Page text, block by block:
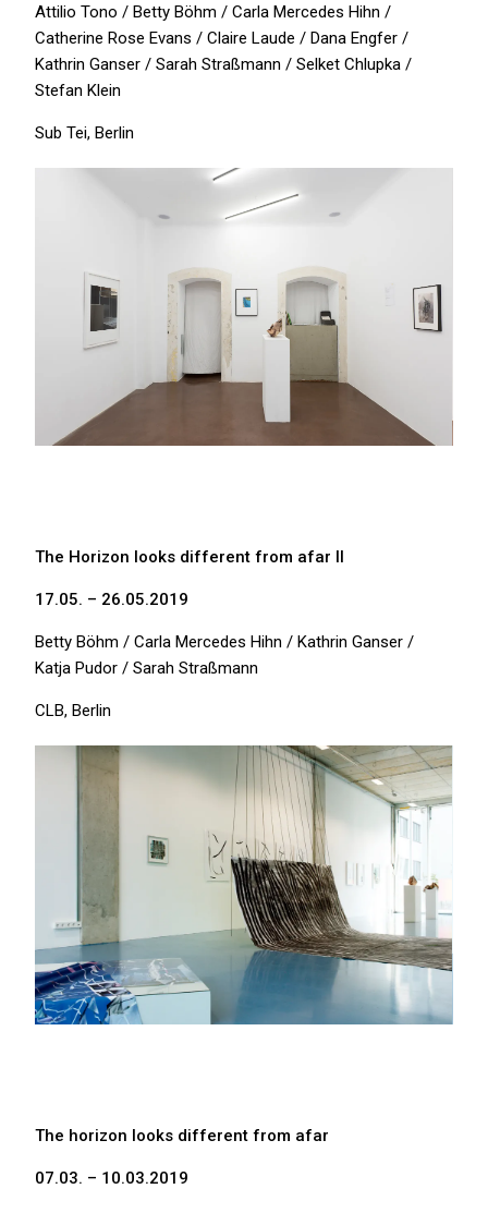
Attilio Tono / Betty Böhm / Carla Mercedes Hihn /
Catherine Rose Evans / Claire Laude / Dana Engfer /
Kathrin Ganser / Sarah Straßmann / Selket Chlupka /
Stefan Klein
Sub Tei, Berlin
The Horizon looks different from afar II
17.05. – 26.05.2019
Betty Böhm / Carla Mercedes Hihn / Kathrin Ganser /
Katja Pudor / Sarah Straßmann
CLB, Berlin
The horizon looks different from afar
07.03. – 10.03.2019